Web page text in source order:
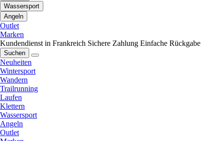
Wassersport
Angeln
Outlet
Marken
Kundendienst in Frankreich Sichere Zahlung Einfache Rückgabe
Suchen
Neuheiten
Wintersport
Wandern
Trailrunning
Laufen
Klettern
Wassersport
Angeln
Outlet